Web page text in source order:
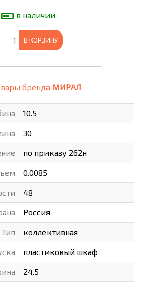
в наличии
В КОРЗИНУ
бренда МИРАЛ
10.5
30
по приказу 262н
0.0085
48
Россия
Тип коллективная
пластиковый шкаф
24.5